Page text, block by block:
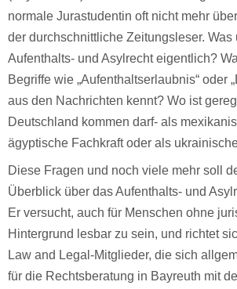
normale Jurastudentin oft nicht mehr
der durchschnittliche Zeitungsleser. Was
Aufenthalts- und Asylrecht eigentlich?
Begriffe wie „Aufenthaltserlaubnis“ oder
aus den Nachrichten kennt? Wo ist
Deutschland kommen darf- als
ägyptische Fachkraft oder als
Diese Fragen und noch viele mehr soll
Überblick über das Aufenthalts- und
Er versucht, auch für Menschen ohne
Hintergrund lesbar zu sein, und richtet
Law and Legal-Mitglieder, die sich
für die Rechtsberatung in Bayreuth mit